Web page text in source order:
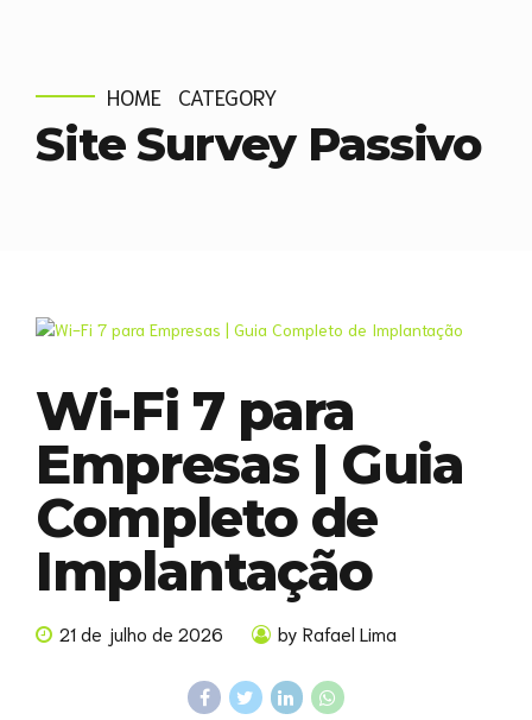
HOME CATEGORY
Site Survey Passivo
Wi-Fi 7 para
Empresas | Guia
Completo de
Implantação
21 de julho de 2026 by Rafael Lima